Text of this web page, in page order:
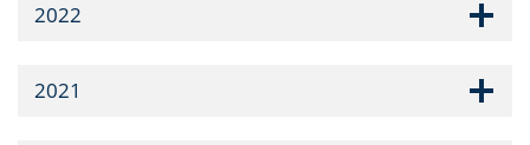
2022
2021